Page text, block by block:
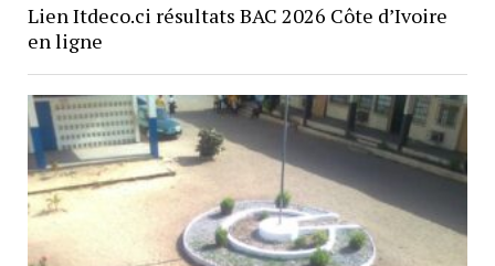
Lien Itdeco.ci résultats BAC 2026 Côte d’Ivoire
en ligne